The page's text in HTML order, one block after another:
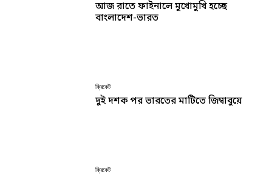
আজ রাতে ফাইনালে মুখোমুখি হচ্ছে
বাংলাদেশ-ভারত
ক্রিকেট
দুই দশক পর ভারতের মাটিতে জিম্বাবুয়ে
ক্রিকেট